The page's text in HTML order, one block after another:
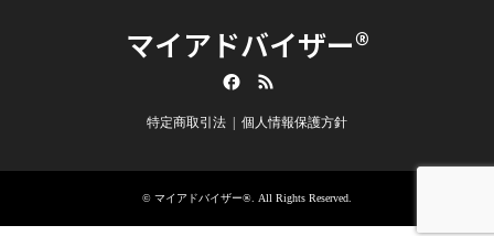
マイアドバイザー®
特定商取引法 個人情報保護方針
© マイアドバイザー® . All Rights Reserved.